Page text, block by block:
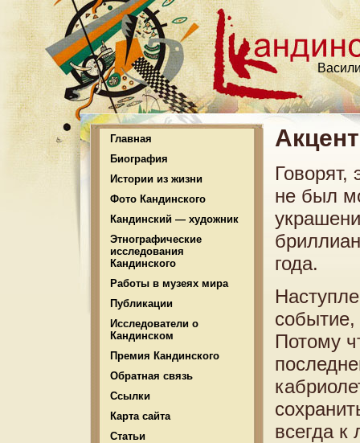
Главная
Биография
Истории из жизни
Фото Кандинского
Кандинский — художник
Этнографические
исследования
Кандинского
Работы в музеях мира
Публикации
Исследователи о
Кандинском
Премия Кандинского
Обратная связь
Ссылки
Карта сайта
Статьи
Говорят,
не был
года.
Потому
всегда к